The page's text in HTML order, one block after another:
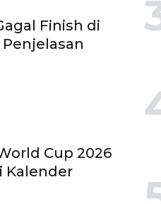
Finish di
Cup 2026
Kalender